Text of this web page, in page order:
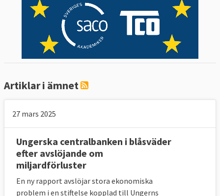
Artiklar i ämnet
27 mars 2025
Ungerska centralbanken i blåsväder
efter avslöjande om
miljardförluster
En ny rapport avslöjar stora ekonomiska
problem i en stiftelse kopplad till Ungerns